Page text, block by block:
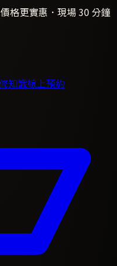
格更實惠．現場 30 分鐘
知識線上預約